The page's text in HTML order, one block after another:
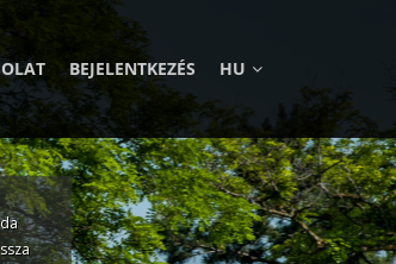
BEJELENTKEZÉS HU